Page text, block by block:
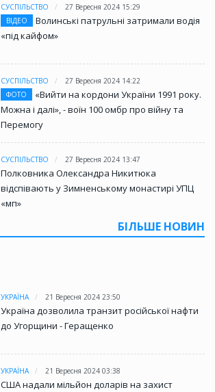
СУСПІЛЬСТВО
27 Вересня 2024 15:29
ВІДЕО
Волинські патрульні затримали водія
«під кайфом»
СУСПІЛЬСТВО
27 Вересня 2024 14:22
ФОТО
«Вийти на кордони України 1991 року.
Можна і далі», - воїн 100 омбр про війну та
Перемогу
СУСПІЛЬСТВО 27 Вересня 2024 13:47
Полковника Олександра Никитюка
відспівають у Зимненському монастирі УПЦ
«мп»
БІЛЬШЕ НОВИН
УКРАЇНА 21 Вересня 2024 23:50
Україна дозволила транзит російської нафти
до Угорщини - Геращенко
УКРАЇНА 21 Вересня 2024 03:38
США надали мільйон доларів на захист